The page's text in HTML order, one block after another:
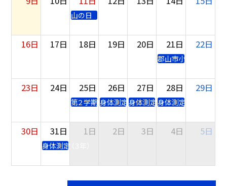
山の日
16日 17日 18日 19日 20日 21日
郡山市小中学校合唱
22日
23日 24日 25日
第２学期始業式 集団登校（～３１日） 安全点検（防
26日
身体測定（６年）
27日
身体測定（５年）
28日
身体測定（４年）
29日
30日 31日
身体測定（３年）
1日 2日 3日 4日 5日